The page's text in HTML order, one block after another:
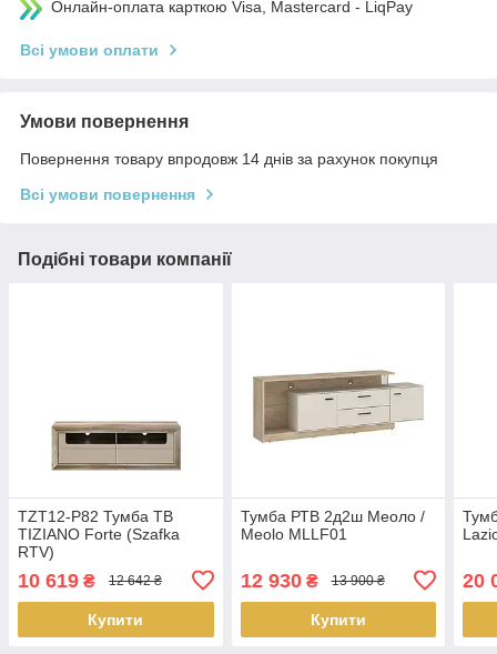
Онлайн-оплата карткою Visa, Mastercard - LiqPay
Всі умови оплати
Умови повернення
Повернення товару впродовж 14 днів за рахунок покупця
Всі умови повернення
Подібні товари компанії
TZT12-P82 Тумба ТВ
TIZIANO Forte (Szafka
RTV)
10 619 ₴ 12 642 ₴
Купити
Тумба РТВ 2д2ш Меоло /
Meolo MLLF01
12 930₴ 13 900 ₴
Купити
20